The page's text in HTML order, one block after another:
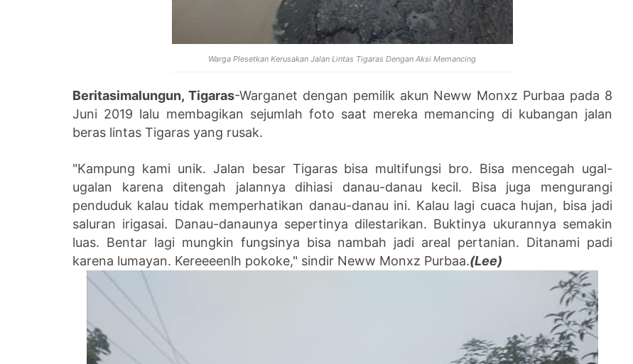
Warga Plesetkan Kerusakan Jalan Lintas Tigaras Dengan Aksi Memancing
Beritasimalungun, Tigaras-Warganet dengan pemilik akun Neww Monxz Purbaa pada 8
Juni 2019 lalu membagikan sejumlah foto saat mereka memancing di kubangan jalan
beras lintas Tigaras yang rusak.
"Kampung kami unik. Jalan besar Tigaras bisa multifungsi bro. Bisa mencegah ugal-
ugalan karena ditengah jalannya dihiasi danau-danau kecil. Bisa juga mengurangi
penduduk kalau tidak memperhatikan danau-danau ini. Kalau lagi cuaca hujan, bisa jadi
saluran irigasai. Danau-danaunya sepertinya dilestarikan. Buktinya ukurannya semakin
luas. Bentar lagi mungkin fungsinya bisa nambah jadi areal pertanian. Ditanami padi
karena lumayan. Kereeeenlh pokoke," sindir Neww Monxz Purbaa.(Lee)